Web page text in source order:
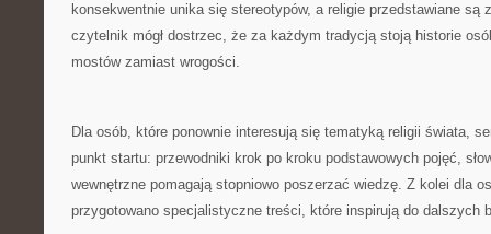
konsekwentnie unika się stereotypów, a religie przedstawiane są
czytelnik mógł dostrzec, że za każdym tradycją stoją historie
mostów zamiast wrogości.
Dla osób, które ponownie interesują się tematyką religii świata,
punkt startu: przewodniki krok po kroku podstawowych pojęć,
wewnętrzne pomagają stopniowo poszerzać wiedzę. Z kolei dla
przygotowano specjalistyczne treści, które inspirują do dalszych